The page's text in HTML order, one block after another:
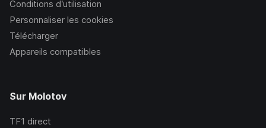
Conditions d’utilisation
Personnaliser les cookies
Télécharger
Appareils compatibles
Sur Molotov
TF1 direct